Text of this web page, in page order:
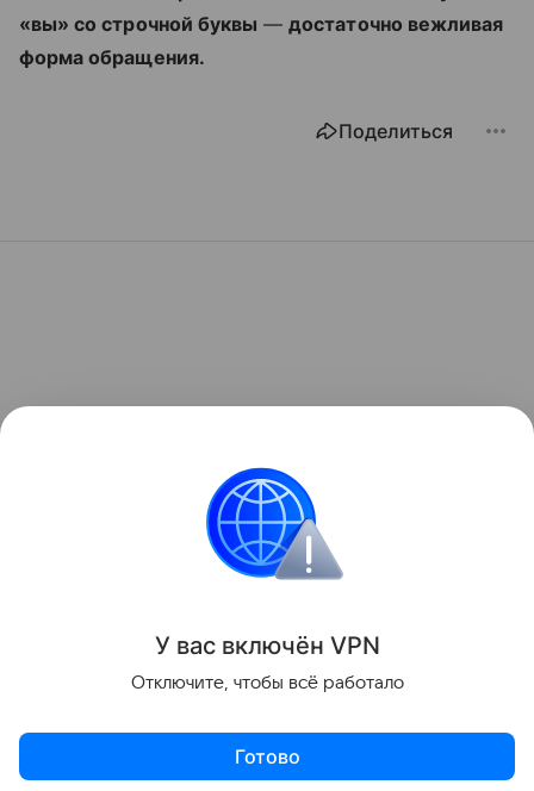
«вы» со строчной буквы —достаточно вежливая
форма обращения.
Поделиться
У вас включён VPN
Отключите, чтобы всё работало
Готово